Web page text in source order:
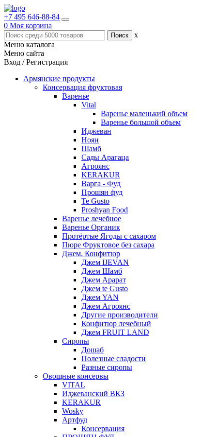
+7 495 646-88-84
0 Моя корзина
x
Меню каталога
Меню сайта
Вход / Регистрация
Армянские продукты
Консервация фруктовая
Варенье
Vital
Варенье маленький объем
Варенье большой объем
Иджеван
Ноян
Шамб
Сады Арагаца
Агроянс
KERAKUR
Варга - Фуд
Прошян фуд
Te Gusto
Proshyan Food
Варенье лечебное
Варенье Органик
Протёртые Ягоды с сахаром
Пюре Фруктовое без сахара
Джем. Конфитюр
Джем IJEVAN
Джем Шамб
Джем Арарат
Джем te Gusto
Джем YAN
Джем Агроянс
Другие производители
Конфитюр лечебный
Джем FRUIT LAND
Сиропы
Дошаб
Полезные сладости
Разные сиропы
Овощные консервы
VITAL
Иджеванский ВКЗ
KERAKUR
Wosky
Артфуд
Консервация